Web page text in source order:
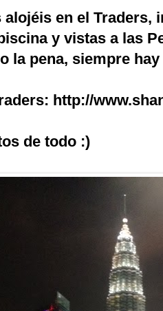
alojéis en el Traders,
y vistas a las
la pena, siempre
http://
de todo :)